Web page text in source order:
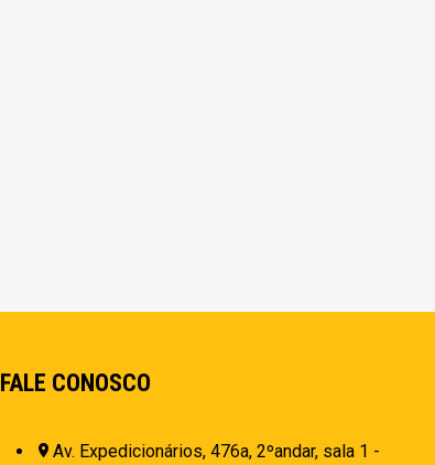
FALE CONOSCO
Av. Expedicionários, 476a, 2ºandar, sala 1 -